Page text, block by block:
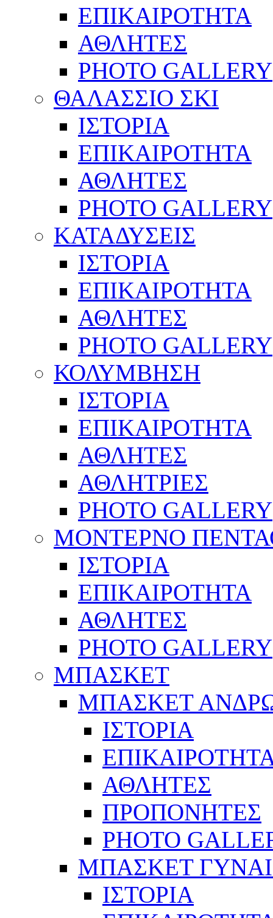
ΕΠΙΚΑΙΡΟΤΗΤΑ
ΑΘΛΗΤΕΣ
PHOTO GALLERY
ΘΑΛΑΣΣΙΟ ΣΚΙ
ΙΣΤΟΡΙΑ
ΕΠΙΚΑΙΡΟΤΗΤΑ
ΑΘΛΗΤΕΣ
PHOTO GALLERY
ΚΑΤΑΔΥΣΕΙΣ
ΙΣΤΟΡΙΑ
ΕΠΙΚΑΙΡΟΤΗΤΑ
ΑΘΛΗΤΕΣ
PHOTO GALLERY
ΚΟΛΥΜΒΗΣΗ
ΙΣΤΟΡΙΑ
ΕΠΙΚΑΙΡΟΤΗΤΑ
ΑΘΛΗΤΕΣ
ΑΘΛΗΤΡΙΕΣ
PHOTO GALLERY
ΜΟΝΤΕΡΝΟ
ΙΣΤΟΡΙΑ
ΕΠΙΚΑΙΡΟΤΗΤΑ
ΑΘΛΗΤΕΣ
PHOTO GALLERY
ΜΠΑΣΚΕΤ
ΜΠΑΣΚΕΤ
ΙΣΤΟΡΙΑ
ΑΘΛΗΤΕΣ
ΠΡΟΠΟΝΗΤΕΣ
PHOTO
ΜΠΑΣΚΕΤ
ΙΣΤΟΡΙΑ